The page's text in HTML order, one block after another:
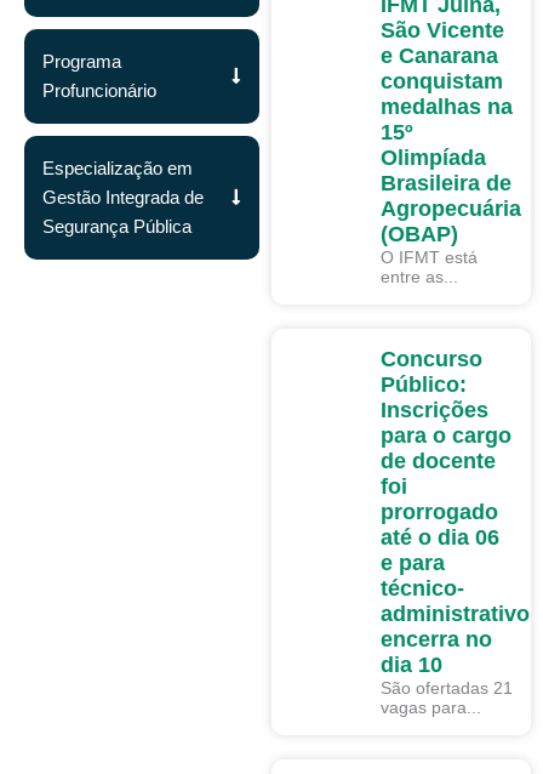
Programa
Profuncionário
Especialização em
Gestão Integrada de
Segurança Pública
São Vicente
e Canarana
conquistam
medalhas na
15º
Olimpíada
Brasileira de
Agropecuária
(OBAP)
O IFMT está
entre as...
DESTAQUESConcurso
Público:
Inscrições
para o cargo
de docente
foi
prorrogado
até o dia 06
e para
técnico-
administrativo
encerra no
dia 10
São ofertadas 21
vagas para...